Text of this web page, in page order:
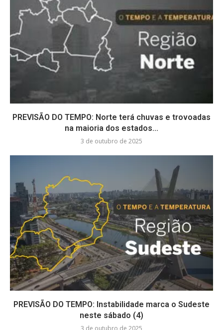
PREVISÃO DO TEMPO: Norte terá chuvas e trovoadas
na maioria dos estados...
3 de outubro de 2025
PREVISÃO DO TEMPO: Instabilidade marca o Sudeste
neste sábado (4)
3 de outubro de 2025